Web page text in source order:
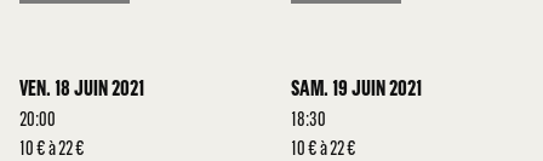
VEN. 18 JUIN 2021
20:00
10 € à 22 €
SAM. 19 JUIN 2021
18:30
10 € à 22 €